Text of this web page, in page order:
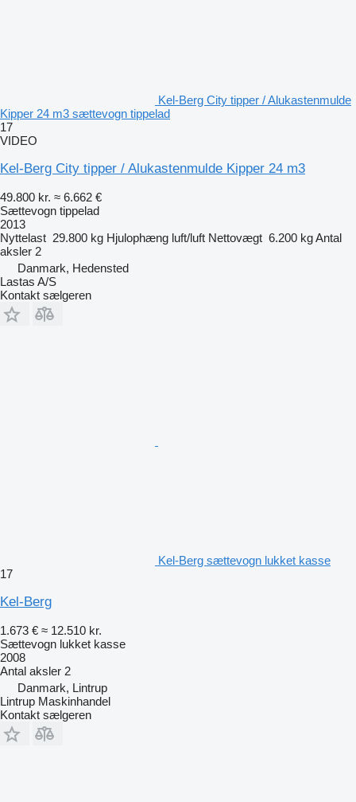
Kel-Berg City tipper / Alukastenmulde
Kipper 24 m3 sættevogn tippelad
17
VIDEO
Kel-Berg City tipper / Alukastenmulde Kipper 24 m3
49.800 kr. ≈ 6.662 €
Sættevogn tippelad
2013
Nyttelast 29.800 kg Hjulophæng luft/luft Nettovægt 6.200 kgAntal
aksler 2
Danmark, Hedensted
Lastas A/S
Kontakt sælgeren
Kel-Berg sættevogn lukket kasse
17
Kel-Berg
1.673 € ≈ 12.510 kr.
Sættevogn lukket kasse
2008
Antal aksler 2
Danmark, Lintrup
Lintrup Maskinhandel
Kontakt sælgeren